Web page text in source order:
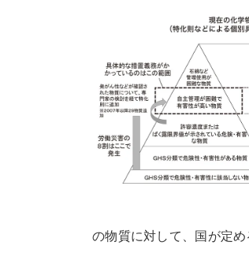
の物質に対して、国が定